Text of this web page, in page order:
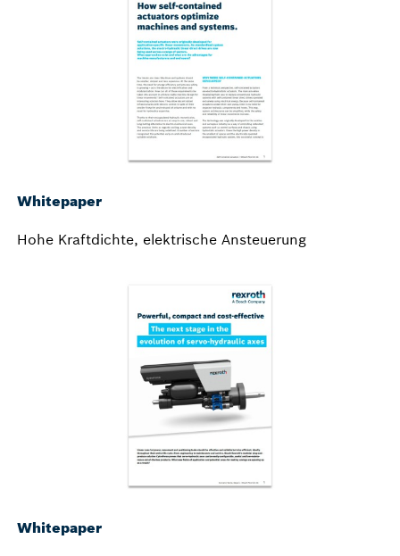
Whitepaper
Hohe Kraftdichte, elektrische Ansteuerung
Whitepaper